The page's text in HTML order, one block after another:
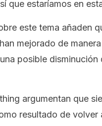
que estaríamos en
este tema añaden
mejorado de
posible
argumentan que
resultado de